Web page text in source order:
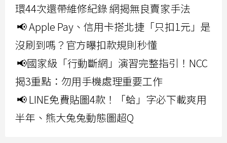
環44次還帶維修紀錄 網揭無良賣家手法
📢 Apple Pay、信用卡搭北捷「只扣1元」是
沒刷到嗎？官方曝扣款規則秒懂
📢國家級「行動斷網」演習完整指引！NCC
揭3重點：勿用手機處理重要工作
📢 LINE免費貼圖4款！「蛤」字必下載爽用
半年、熊大兔兔動態圖超Q